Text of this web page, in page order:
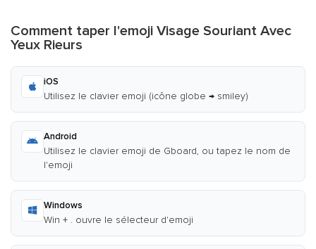
Comment taper l'emoji Visage Souriant Avec
Yeux Rieurs
iOS
Utilisez le clavier emoji (icône globe → smiley)
Android
Utilisez le clavier emoji de Gboard, ou tapez le nom de
l'emoji
Windows
Win + . ouvre le sélecteur d'emoji